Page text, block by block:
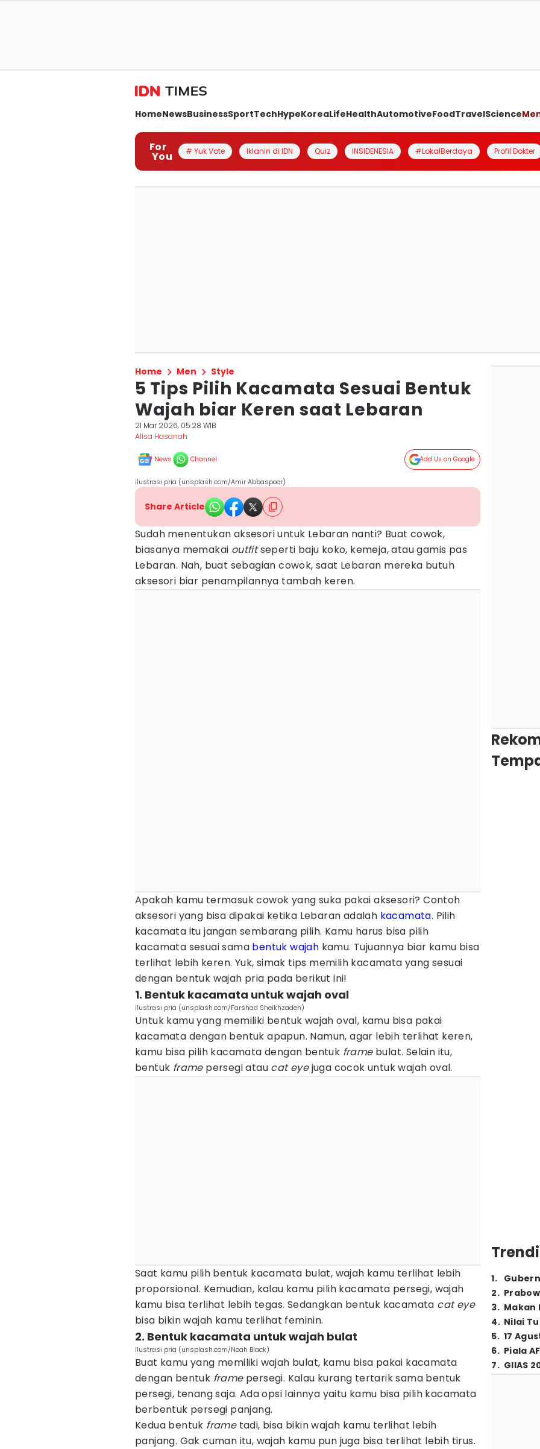
HomeNewsBusinessSportTechHypeKoreaLifeHealthAutomotiveFoodTravelScience
For
You # Yuk Vote Iklanin di IDN Quiz INSIDENESIA #LokalBerdaya Profil Dokter
Home Men Style
5 Tips Pilih Kacamata Sesuai Bentuk
Wajah biar Keren saat Lebaran
21 Mar 2026, 05:28 WIB
Alisa Hasanah
News Channel Add Us on Google
ilustrasi pria (unsplash.com/Amir Abbaspoor)
Share Article
Sudah menentukan aksesori untuk Lebaran nanti? Buat cowok,
biasanya memakai outfitseperti baju koko, kemeja, atau gamis pas
Lebaran. Nah, buat sebagian cowok, saat Lebaran mereka butuh
aksesori biar penampilannya tambah keren.
Apakah kamu termasuk cowok yang suka pakai aksesori? Contoh
aksesori yang bisa dipakai ketika Lebaran adalah kacamata. Pilih
kacamata itu jangan sembarang pilih. Kamu harus bisa pilih
kacamata sesuai sama bentuk wajah kamu. Tujuannya biar kamu bisa
terlihat lebih keren. Yuk, simak tips memilih kacamata yang sesuai
dengan bentuk wajah pria pada berikut ini!
1. Bentuk kacamata untuk wajah oval
ilustrasi pria (unsplash.com/Farshad Sheikhzadeh)
Untuk kamu yang memiliki bentuk wajah oval, kamu bisa pakai
kacamata dengan bentuk apapun. Namun, agar lebih terlihat keren,
kamu bisa pilih kacamata dengan bentuk framebulat. Selain itu,
bentuk framepersegi atau cat eyejuga cocok untuk wajah oval.
Saat kamu pilih bentuk kacamata bulat, wajah kamu terlihat lebih
proporsional. Kemudian, kalau kamu pilih kacamata persegi, wajah
kamu bisa terlihat lebih tegas. Sedangkan bentuk kacamata cat eye
bisa bikin wajah kamu terlihat feminin.
2. Bentuk kacamata untuk wajah bulat
ilustrasi pria (unsplash.com/Noah Black)
Buat kamu yang memiliki wajah bulat, kamu bisa pakai kacamata
dengan bentuk framepersegi. Kalau kurang tertarik sama bentuk
persegi, tenang saja. Ada opsi lainnya yaitu kamu bisa pilih kacamata
berbentuk persegi panjang.
Kedua bentuk frametadi, bisa bikin wajah kamu terlihat lebih
panjang. Gak cuman itu, wajah kamu pun juga bisa terlihat lebih tirus.
1.
2.
3. Makan
4. Nilai
5. 17
6. Piala
7. GIIAS